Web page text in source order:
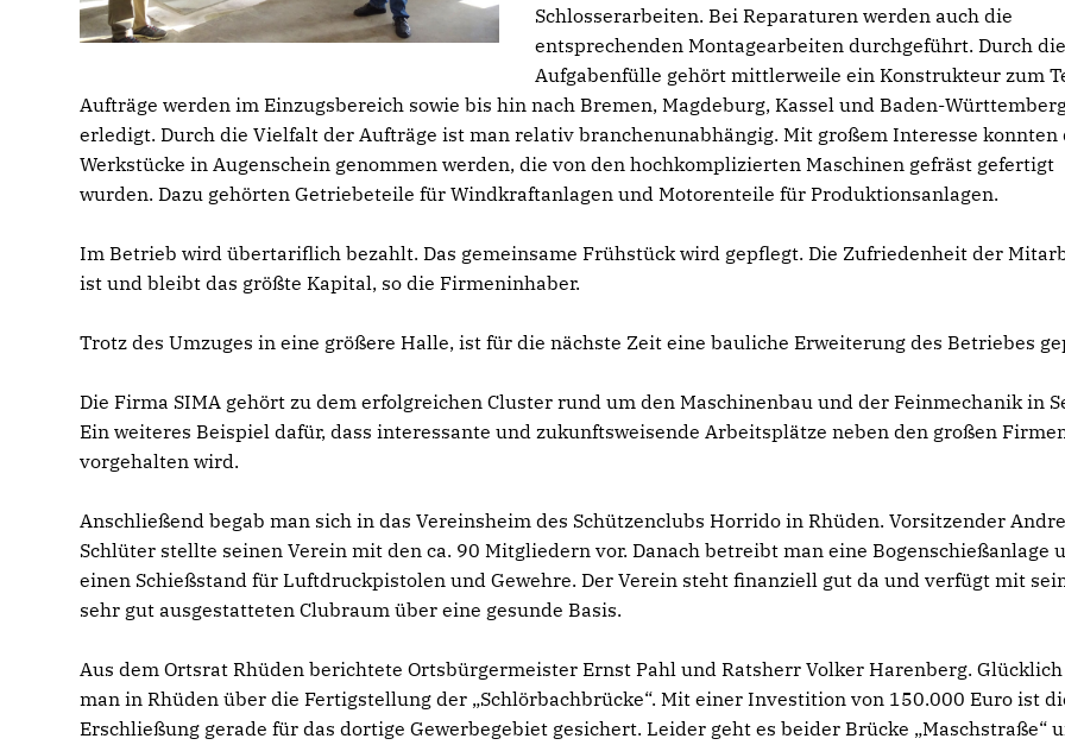
Schlosserarbeiten. Bei Reparaturen werden auch die
entsprechenden Montagearbeiten durchgeführt. Durch die
Aufgabenfülle gehört mittlerweile ein Konstrukteur zum
Aufträge werden im Einzugsbereich sowie bis hin nach Bremen, Magdeburg, Kassel und Baden-
erledigt. Durch die Vielfalt der Aufträge ist man relativ branchenunabhängig. Mit großem Interesse konnten
Werkstücke in Augenschein genommen werden, die von den hochkomplizierten Maschinen gefräst gefertigt
wurden. Dazu gehörten Getriebeteile für Windkraftanlagen und Motorenteile für Produktionsanlagen.
Im Betrieb wird übertariflich bezahlt. Das gemeinsame Frühstück wird gepflegt. Die Zufriedenheit der
ist und bleibt das größte Kapital, so die Firmeninhaber.
Trotz des Umzuges in eine größere Halle, ist für die nächste Zeit eine bauliche Erweiterung des Betriebes
Die Firma SIMA gehört zu dem erfolgreichen Cluster rund um den Maschinenbau und der Feinmechanik in
Ein weiteres Beispiel dafür, dass interessante und zukunftsweisende Arbeitsplätze neben den großen
vorgehalten wird.
Anschließend begab man sich in das Vereinsheim des Schützenclubs Horrido in Rhüden. Vorsitzender
Schlüter stellte seinen Verein mit den ca. 90 Mitgliedern vor. Danach betreibt man eine Bogenschießanlage
einen Schießstand für Luftdruckpistolen und Gewehre. Der Verein steht finanziell gut da und verfügt mit
sehr gut ausgestatteten Clubraum über eine gesunde Basis.
Aus dem Ortsrat Rhüden berichtete Ortsbürgermeister Ernst Pahl und Ratsherr Volker Harenberg.
man in Rhüden über die Fertigstellung der „Schlörbachbrücke“. Mit einer Investition von 150.000 Euro ist
Erschließung gerade für das dortige Gewerbegebiet gesichert. Leider geht es beider Brücke „Maschstraße“